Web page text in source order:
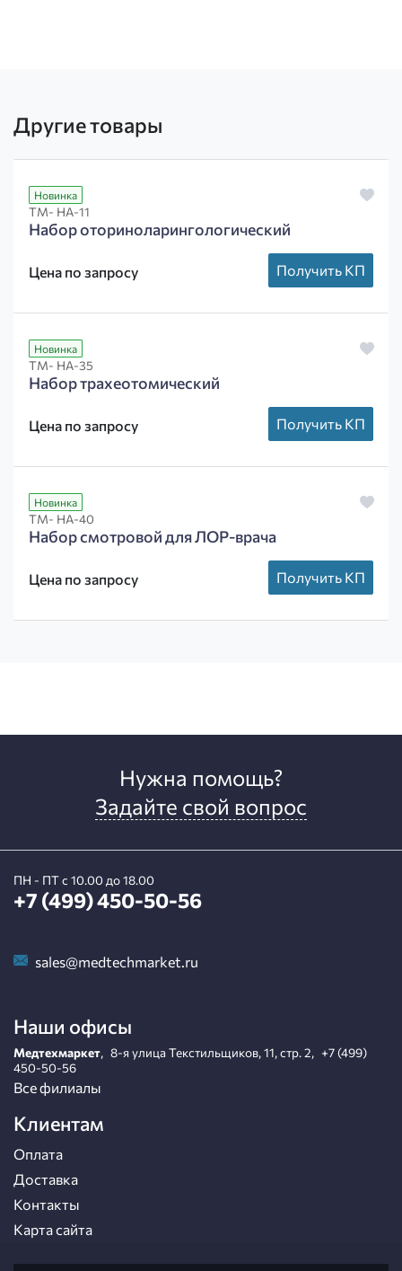
Другие товары
Новинка
ТМ- НА-11
Набор оториноларингологический
Цена по запросу Получить КП
Новинка
ТМ- НА-35
Набор трахеотомический
Цена по запросу Получить КП
Новинка
ТМ- НА-40
Набор смотровой для ЛОР-врача
Цена по запросу Получить КП
Нужна помощь?
Задайте свой вопрос
ПН - ПТ с 10.00 до 18.00
+7 (499) 450-50-56
sales@medtechmarket.ru
Наши офисы
Медтехмаркет, 8-я улица Текстильщиков, 11, стр. 2, +7 (499)
450-50-56
Все филиалы
Клиентам
Оплата
Доставка
Контакты
Карта сайта